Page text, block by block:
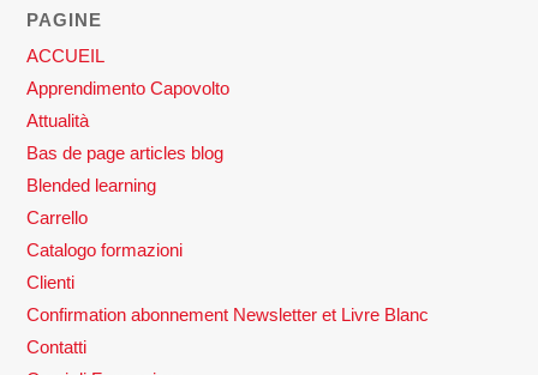
PAGINE
ACCUEIL
Apprendimento Capovolto
Attualità
Bas de page articles blog
Blended learning
Carrello
Catalogo formazioni
Clienti
Confirmation abonnement Newsletter et Livre Blanc
Contatti